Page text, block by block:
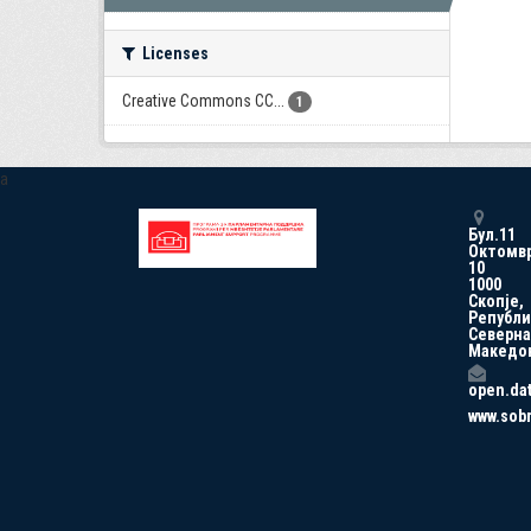
Licenses
Creative Commons CC... 1
a
Бул.11
10
1000
Скопје,
Северна